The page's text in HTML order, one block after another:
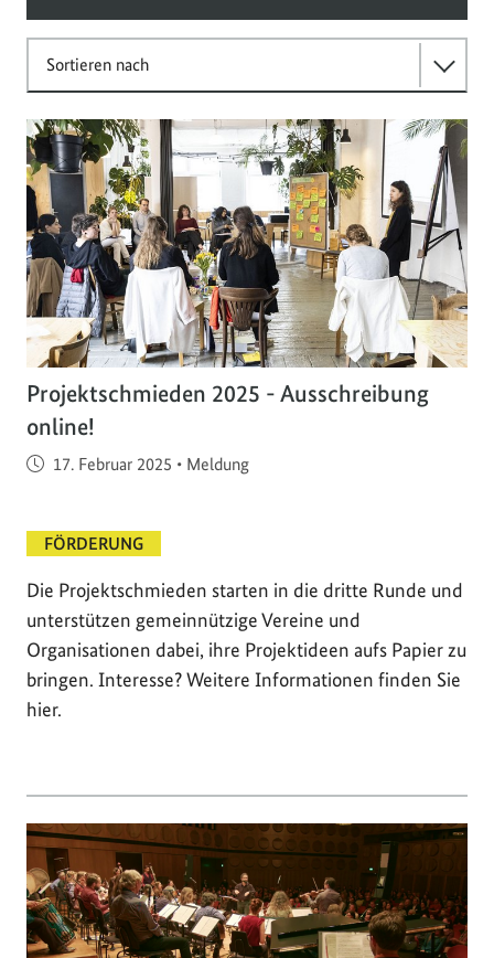
Sortieren nach
Projektschmieden 2025 - Ausschreibung
online!
Veröffentlicht am
17. Februar 2025 • Meldung
FÖRDERUNG
Die Projektschmieden starten in die dritte Runde und
unterstützen gemeinnützige Vereine und
Organisationen dabei, ihre Projektideen aufs Papier zu
bringen. Interesse? Weitere Informationen finden Sie
hier.